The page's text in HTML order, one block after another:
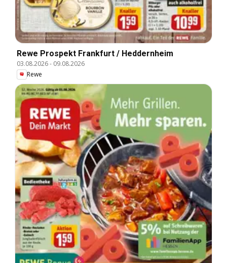
Rewe Prospekt Frankfurt / Heddernheim
03.08.2026- 09.08.2026
Rewe